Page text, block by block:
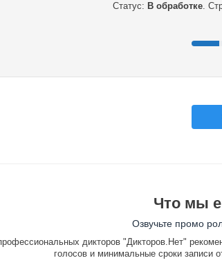
Статус: В обработке.
Что мы
Озвучьте промо
дикторов "Дикторов.Нет"
голосов и минимальные сроки записи